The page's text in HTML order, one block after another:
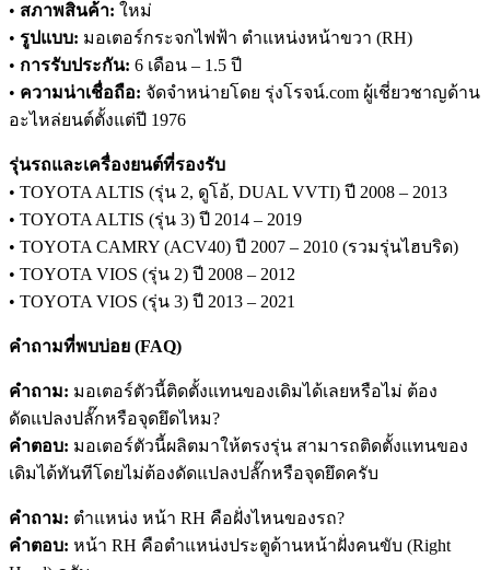
• สภาพสินค้า: ใหม่
• รูปแบบ: มอเตอร์กระจกไฟฟ้า ตำแหน่งหน้าขวา (RH)
• การรับประกัน: 6 เดือน – 1.5 ปี
• ความน่าเชื่อถือ: จัดจำหน่ายโดย รุ่งโรจน์.com ผู้เชี่ยวชาญด้าน
อะไหล่ยนต์ตั้งแต่ปี 1976
รุ่นรถและเครื่องยนต์ที่รองรับ
• TOYOTA ALTIS (รุ่น 2, ดูโอ้, DUAL VVTI) ปี 2008 – 2013
• TOYOTA ALTIS (รุ่น 3) ปี 2014 – 2019
• TOYOTA CAMRY (ACV40) ปี 2007 – 2010 (รวมรุ่นไฮบริด)
• TOYOTA VIOS (รุ่น 2) ปี 2008 – 2012
• TOYOTA VIOS (รุ่น 3) ปี 2013 – 2021
คำถามที่พบบ่อย (FAQ)
คำถาม: มอเตอร์ตัวนี้ติดตั้งแทนของเดิมได้เลยหรือไม่ ต้อง
ดัดแปลงปลั๊กหรือจุดยึดไหม?
คำตอบ: มอเตอร์ตัวนี้ผลิตมาให้ตรงรุ่น สามารถติดตั้งแทนของ
เดิมได้ทันทีโดยไม่ต้องดัดแปลงปลั๊กหรือจุดยึดครับ
คำถาม: ตำแหน่ง หน้า RH คือฝั่งไหนของรถ?
คำตอบ: หน้า RH คือตำแหน่งประตูด้านหน้าฝั่งคนขับ (Right